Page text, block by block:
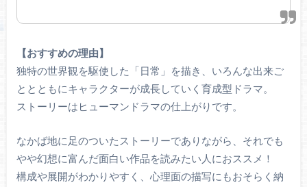
【おすすめの理由】
独特の世界観を駆使した「日常」を描き、いろんな出来ご
ととともにキャラクターが成長していく育成型ドラマ。
ストーリーはヒューマンドラマの仕上がりです。
なかば地に足のついたストーリーでありながら、それでも
やや幻想に富んだ面白い作品を読みたい人におススメ！
構成や展開がわかりやすく、心理面の描写にもおそらく納